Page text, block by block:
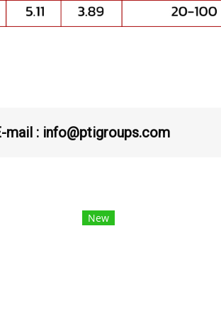
: info@ptigroups.com
New